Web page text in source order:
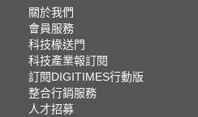
關於我們
會員服務
科技椽送門
科技產業報訂閱
訂閱DIGITIMES行動版
整合行銷服務
人才招募